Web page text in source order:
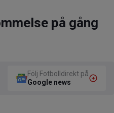
på gång
Följ Fotbolldirekt på
Google news